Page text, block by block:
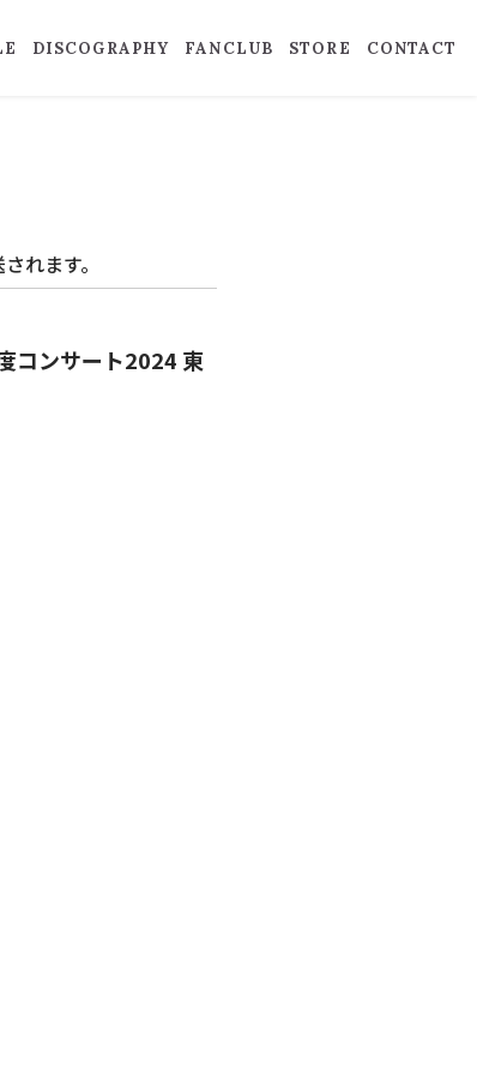
DISCOGRAPHY FANCLUB STORE CONTACT
れます。
コンサート2024 東